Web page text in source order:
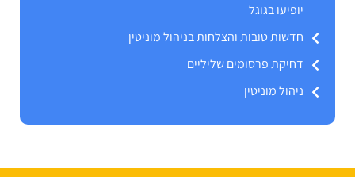
יופיעו בגוגל
חדשות טובות והצלחות בניהול מוניטין
דחיקת פרסומים שליליים
ניהול מוניטין